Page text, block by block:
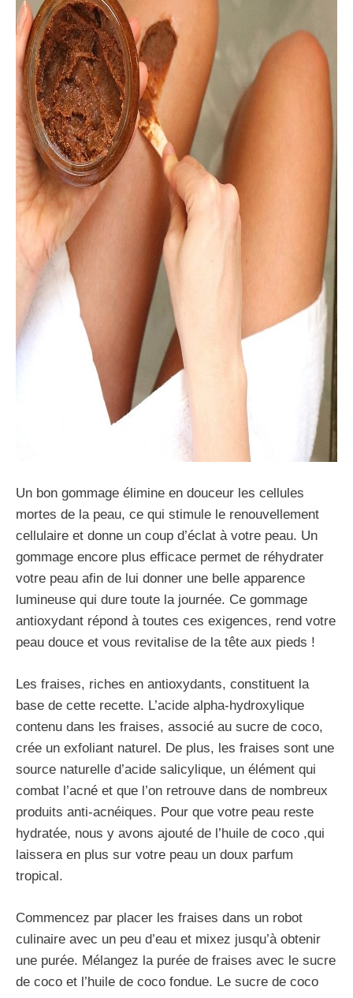
Un bon gommage élimine en douceur les cellules
mortes de la peau, ce qui stimule le renouvellement
cellulaire et donne un coup d’éclat à votre peau. Un
gommage encore plus efficace permet de réhydrater
votre peau afin de lui donner une belle apparence
lumineuse qui dure toute la journée. Ce gommage
antioxydant répond à toutes ces exigences, rend votre
peau douce et vous revitalise de la tête aux pieds !
Les fraises, riches en antioxydants, constituent la
base de cette recette. L’acide alpha-hydroxylique
contenu dans les fraises, associé au sucre de coco,
crée un exfoliant naturel. De plus, les fraises sont une
source naturelle d’acide salicylique, un élément qui
combat l’acné et que l’on retrouve dans de nombreux
produits anti-acnéiques. Pour que votre peau reste
hydratée, nous y avons ajouté de l’huile de coco ,qui
laissera en plus sur votre peau un doux parfum
tropical.
Commencez par placer les fraises dans un robot
culinaire avec un peu d’eau et mixez jusqu’à obtenir
une purée. Mélangez la purée de fraises avec le sucre
de coco et l’huile de coco fondue. Le sucre de coco